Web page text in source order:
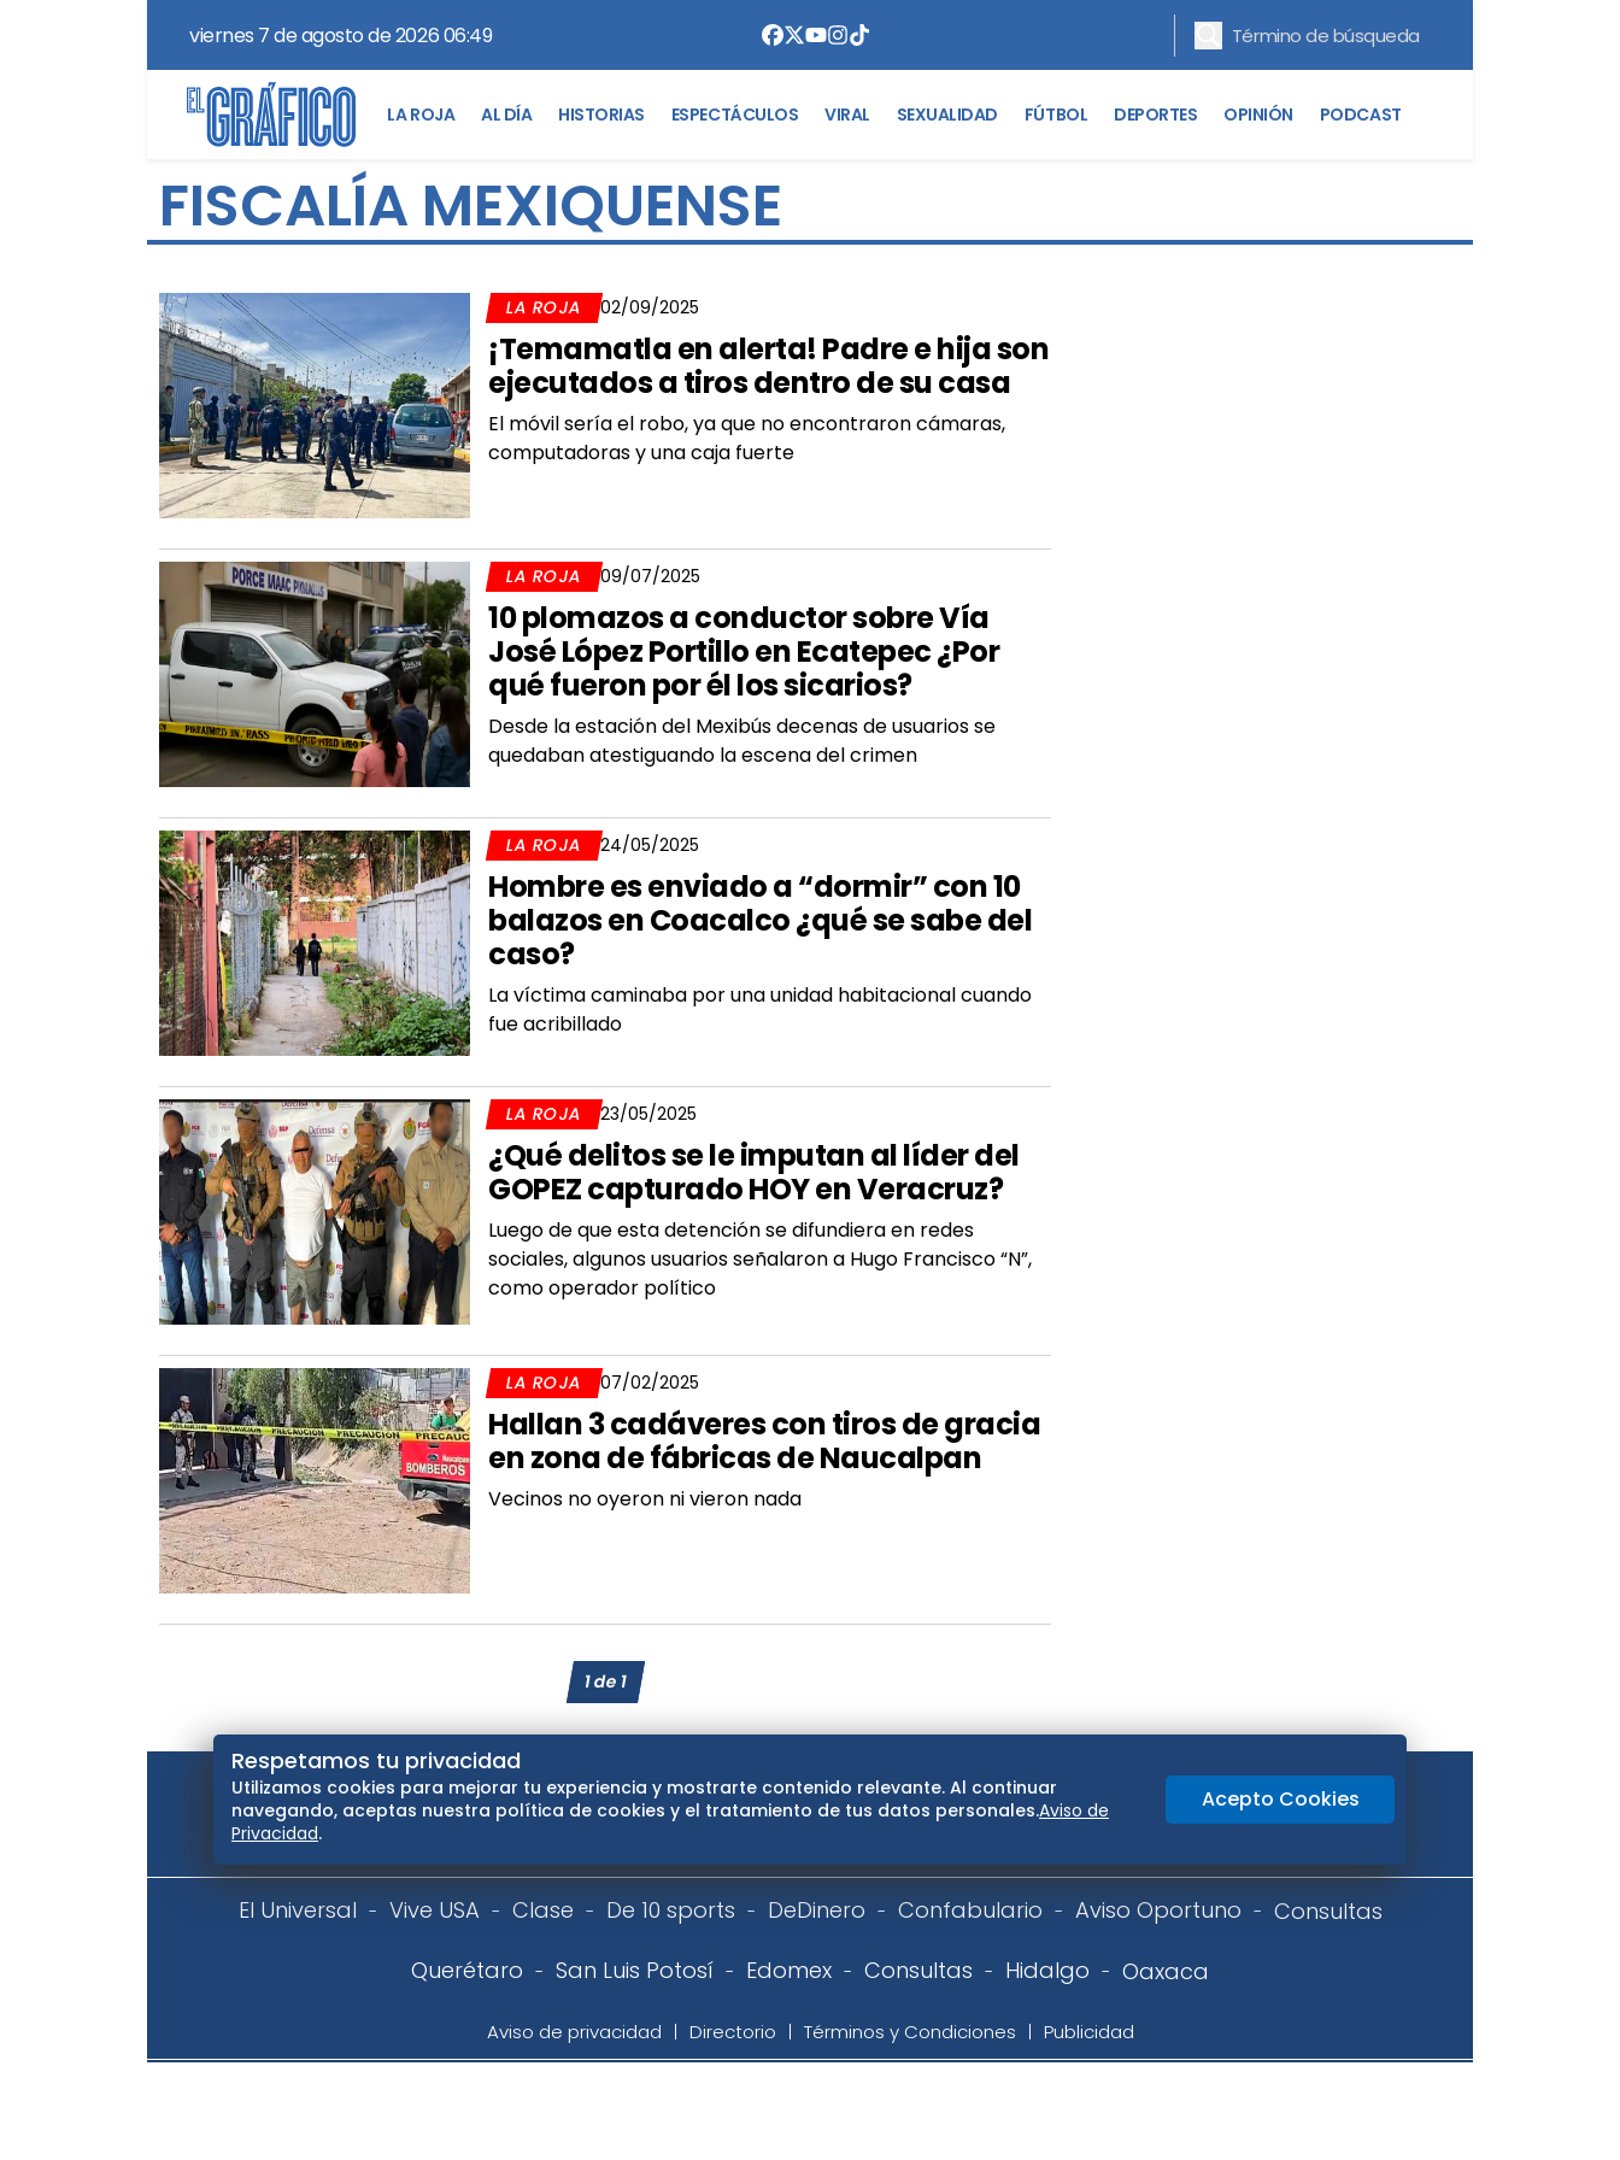
viernes 7 de agosto de 2026 06:49
LA ROJA AL DÍA HISTORIAS ESPECTÁCULOS VIRAL SEXUALIDAD FÚTBOL DEPORTES OPINIÓN PODCAST
FISCALÍA MEXIQUENSE
LA ROJA 02/09/2025
¡Temamatla en alerta! Padre e hija son
ejecutados a tiros dentro de su casa
El móvil sería el robo, ya que no encontraron cámaras,
computadoras y una caja fuerte
LA ROJA 09/07/2025
10 plomazos a conductor sobre Vía
José López Portillo en Ecatepec ¿Por
qué fueron por él los sicarios?
Desde la estación del Mexibús decenas de usuarios se
quedaban atestiguando la escena del crimen
LA ROJA 24/05/2025
Hombre es enviado a “dormir” con 10
balazos en Coacalco ¿qué se sabe del
caso?
La víctima caminaba por una unidad habitacional cuando
fue acribillado
LA ROJA 23/05/2025
¿Qué delitos se le imputan al líder del
GOPEZ capturado HOY en Veracruz?
Luego de que esta detención se difundiera en redes
sociales, algunos usuarios señalaron a Hugo Francisco “N”,
como operador político
LA ROJA 07/02/2025
Hallan 3 cadáveres con tiros de gracia
en zona de fábricas de Naucalpan
Vecinos no oyeron ni vieron nada
1de1
El Universal Vive USA Clase De 10 sports DeDinero Confabulario Aviso Oportuno
Consultas
Querétaro
San Luis Potosí Edomex Consultas Hidalgo Oaxaca
Aviso de privacidad Directorio Términos y Condiciones Publicidad
Respetamos tu privacidad
Utilizamos cookies para mejorar tu experiencia y mostrarte contenido relevante. Al continuar
navegando, aceptas nuestra política de cookies y el tratamiento de tus datos personales.Aviso de
Privacidad.
Acepto Cookies